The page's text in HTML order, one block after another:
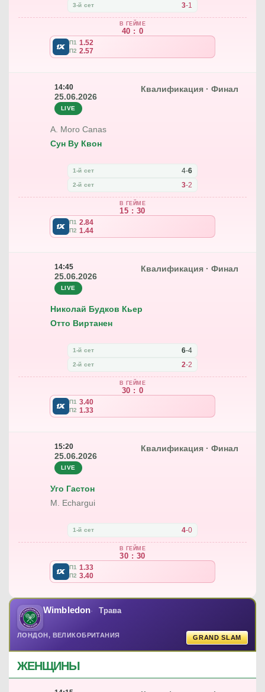
3-й сет 3-1
В ГЕЙМЕ
40 : 0
П1 1.52
П2 2.57
14:40
25.06.2026
LIVE
Квалификация · Финал
A. Moro Canas
Сун Ву Квон
1-й сет 4-6
2-й сет 3-2
В ГЕЙМЕ
15 : 30
П1 2.84
П2 1.44
14:45
25.06.2026
LIVE
Квалификация · Финал
Николай Будков Кьер
Отто Виртанен
1-й сет 6-4
2-й сет 2-2
В ГЕЙМЕ
30 : 0
П1 3.40
П2 1.33
15:20
25.06.2026
LIVE
Квалификация · Финал
Уго Гастон
M. Echargui
1-й сет 4-0
В ГЕЙМЕ
30 : 30
П1 1.33
П2 3.40
Wimbledon Трава
ЛОНДОН, ВЕЛИКОБРИТАНИЯ GRAND SLAM
ЖЕНЩИНЫ